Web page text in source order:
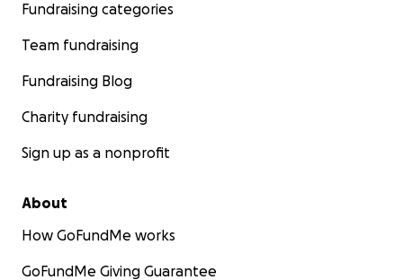
Fundraising categories
Team fundraising
Fundraising Blog
Charity fundraising
Sign up as a nonprofit
About
How GoFundMe works
GoFundMe Giving Guarantee